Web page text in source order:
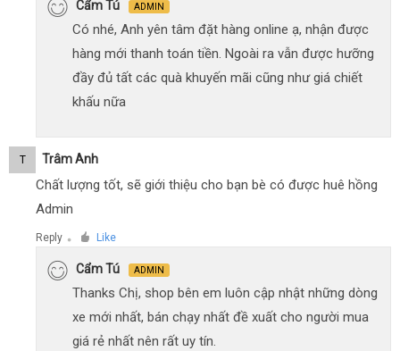
Cẩm Tú ADMIN
Có nhé, Anh yên tâm đặt hàng online ạ, nhận được
hàng mới thanh toán tiền. Ngoài ra vẫn được hưỡng
đầy đủ tất các quà khuyến mãi cũng như giá chiết
khấu nữa
T Trâm Anh
Chất lượng tốt, sẽ giới thiệu cho bạn bè có được huê hồng
Admin
Reply ● Like
Cẩm Tú ADMIN
Thanks Chị, shop bên em luôn cập nhật những dòng
xe mới nhất, bán chạy nhất đề xuất cho người mua
giá rẻ nhất nên rất uy tín.